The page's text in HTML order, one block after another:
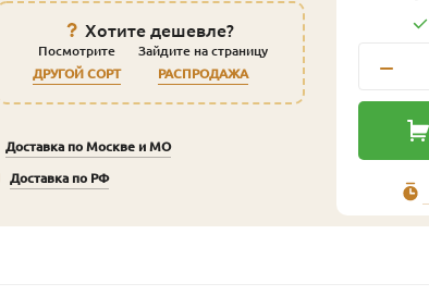
Хотите дешевле?
Посмотрите
ДРУГОЙ СОРТ
Зайдите на страницу
РАСПРОДАЖА
Доставка по Москве и МО
Доставка по РФ